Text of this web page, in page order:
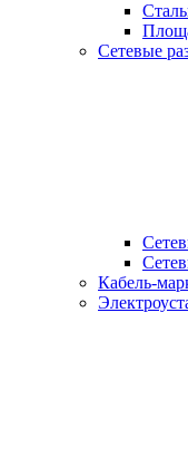
Сетевые
Кабель-